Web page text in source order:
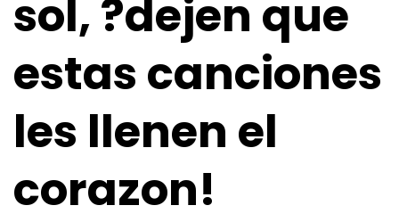
sol, ?dejen que
estas canciones
les llenen el
corazon!